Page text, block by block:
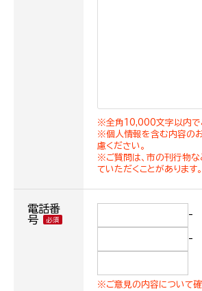
※全角10,000文字以内で
※個人情報を含む内容の
慮ください。
※ご質問は、市の刊行物
ていただくことがあります。
電話番
号
-
-
※ご意見の内容について